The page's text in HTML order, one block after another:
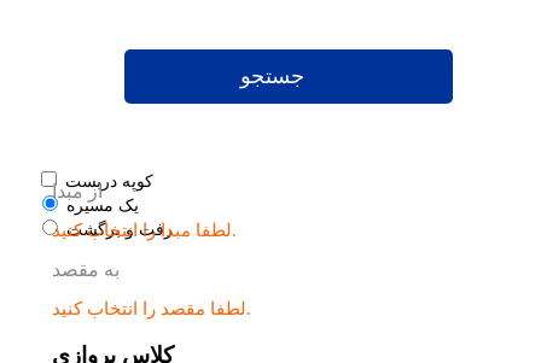
جستجو
کوپه دربست
یک مسیره
رفت و برگشت
از مبدا
لطفا مبدا را انتخاب کنید.
به مقصد
لطفا مقصد را انتخاب کنید.
کلاس پروازی